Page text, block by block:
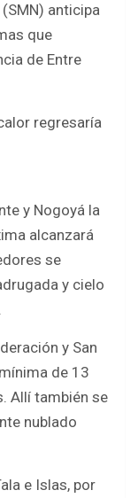
anticipa
que
de Entre
regresaría
y Nogoyá la
alcanzará
se
y cielo
y San
de 13
Allí también se
nublado
e Islas, por